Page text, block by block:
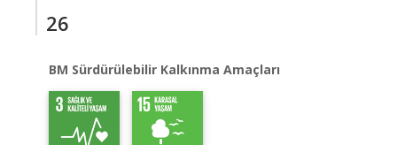
26
BM Sürdürülebilir Kalkınma Amaçları